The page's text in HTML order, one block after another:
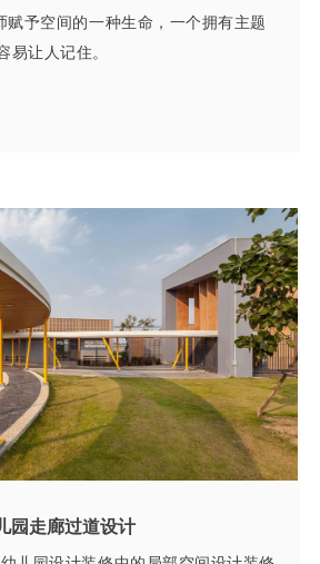
赋予空间的一种生命，一个拥有主题
易让人记住。
园走廊过道设计